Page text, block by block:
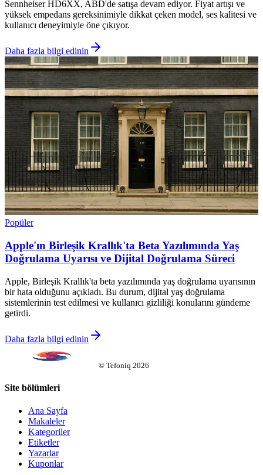
Sennheiser HD6XX, ABD'de satışa devam ediyor. Fiyat artışı ve
yüksek empedans gereksinimiyle dikkat çeken model, ses kalitesi ve
kullanıcı deneyimiyle öne çıkıyor.
Daha fazla bilgi edinin
Popüler
Apple'ın Birleşik Krallık'ta Beta Yazılımında Yaş
Doğrulama Uyarısı ve Dijital Doğrulama Süreci
Apple, Birleşik Krallık'ta beta yazılımında yaş doğrulama uyarısının
bir hata olduğunu açıkladı. Bu durum, dijital yaş doğrulama
sistemlerinin test edilmesi ve kullanıcı gizliliği konularını gündeme
getirdi.
Daha fazla bilgi edinin
© Tefoniq 2026
Site bölümleri
Ana Sayfa
Makaleler
Kategoriler
Etiketler
Yazarlar
Kuponlar